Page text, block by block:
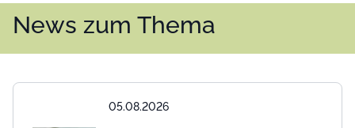
News zum Thema
05.08.2026